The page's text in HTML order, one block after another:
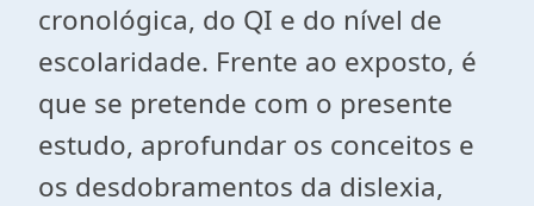
cronológica, do QI e do nível de
escolaridade. Frente ao exposto, é
que se pretende com o presente
estudo, aprofundar os conceitos e
os desdobramentos da dislexia,